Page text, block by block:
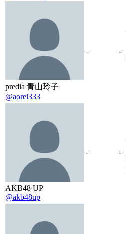
predia 青山玲子
@aorei333
- -
AKB48 UP
@akb48up
- -